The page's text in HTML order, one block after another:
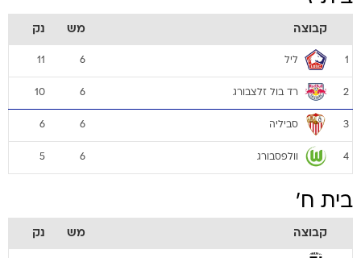
קבוצה מש נק
1 ליל 6
11
2 רד בול זלצבורג 6
10
3 סביליה 6
6
4 וולפסבורג 6
5
בית ח'
קבוצה מש נק